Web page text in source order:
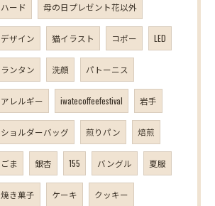
ハード 母の日プレゼント花以外
デザイン 猫イラスト コポー LED
ランタン 洗顔 パトーニス
アレルギー iwatecoffeefestival 岩手
ショルダーバッグ 煎りパン 焙煎
ごま 銀杏 155 バングル 夏服
焼き菓子 ケーキ クッキー